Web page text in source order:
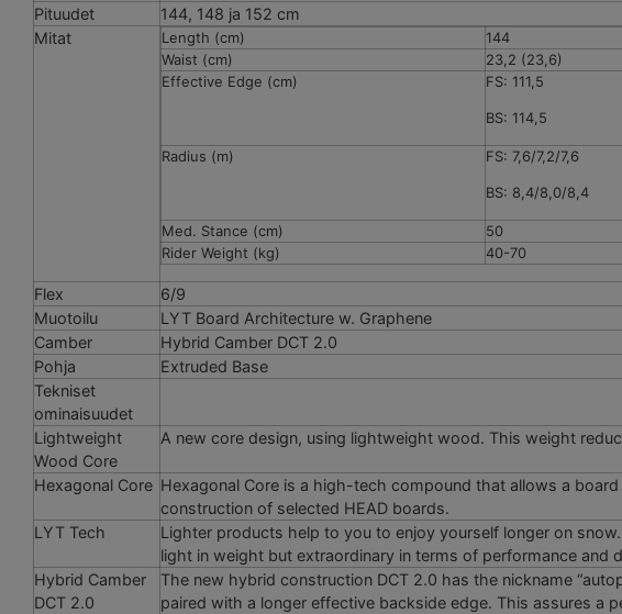
Pituudet
144, 148 ja 152 cm
Mitat
Length (cm) 144
Waist (cm)
23,2 (23,6)
Effective Edge (cm)
FS: 111,5
BS: 114,5
Radius (m) FS: 7,6/7,2/7,6
BS: 8,4/8,0/8,4
Med. Stance (cm) 50
Rider Weight (kg)
40-70
Flex
6/9
Muotoilu
LYT Board Architecture w. Graphene
Camber
Hybrid Camber DCT 2.0
Pohja
Extruded Base
Tekniset
ominaisuudet
Lightweight
Wood Core
A new core design, using lightweight wood. This weight
Hexagonal Core Hexagonal Core is a high-tech compound that allows a
construction of selected HEAD boards.
LYT Tech
Lighter products help to you to enjoy yourself longer on
light in weight but extraordinary in terms of performance and
Hybrid Camber
DCT 2.0
The new hybrid construction DCT 2.0 has the nickname
paired with a longer effective backside edge. This assures a